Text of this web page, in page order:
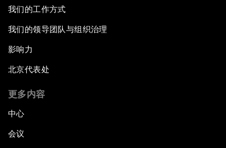
我们的工作方式
我们的领导团队与组织治理
影响力
北京代表处
更多内容
中心
会议